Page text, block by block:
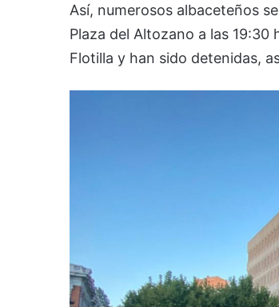
Así, numerosos albaceteños
Plaza del Altozano a las 19:30
Flotilla y han sido detenidas,